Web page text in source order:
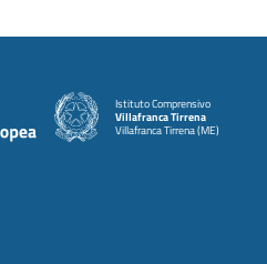
Istituto Comprensivo
Villafranca Tirrena
Villafranca Tirrena (ME)